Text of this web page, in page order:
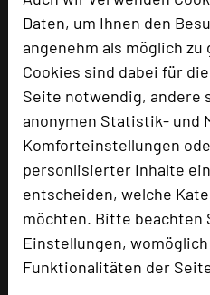
Daten, um Ihnen den
angenehm als möglich
Cookies sind dabei für
Seite notwendig, andere
anonymen Statistik- und
Komforteinstellungen
personlisierter Inhalte
entscheiden, welche
möchten. Bitte beachten
Einstellungen,
Funktionalitäten der
Mintrops Stadt Hotel
Steile Straße 46
45149 Essen